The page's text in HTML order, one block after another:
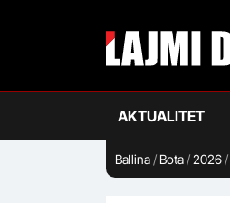
AKTUALITET
Ballina/ Bota/2026/